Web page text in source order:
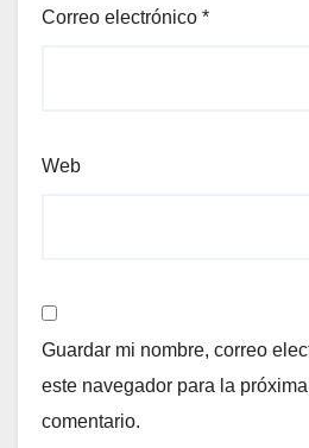
Correo electrónico *
Web
Guardar mi nombre, correo
este navegador para la
comentario.